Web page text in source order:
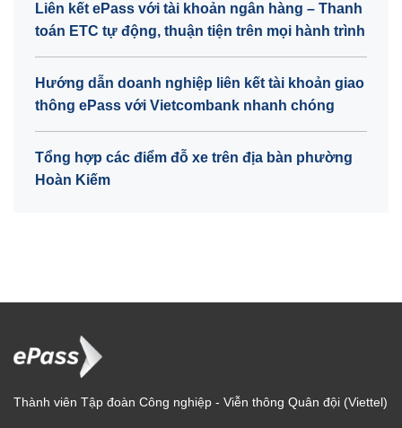
Liên kết ePass với tài khoản ngân hàng – Thanh
toán ETC tự động, thuận tiện trên mọi hành trình
Hướng dẫn doanh nghiệp liên kết tài khoản giao
thông ePass với Vietcombank nhanh chóng
Tổng hợp các điểm đỗ xe trên địa bàn phường
Hoàn Kiếm
Thành viên Tập đoàn Công nghiệp - Viễn thông Quân đội (Viettel)